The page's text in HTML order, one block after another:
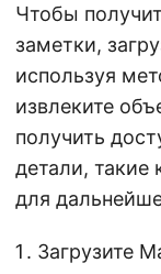
Чтобы
заметки,
используя
извлеките
получить
детали, такие
для
Загрузите